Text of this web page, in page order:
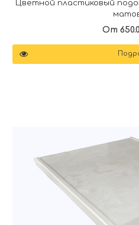
Цветной пластиковый
От